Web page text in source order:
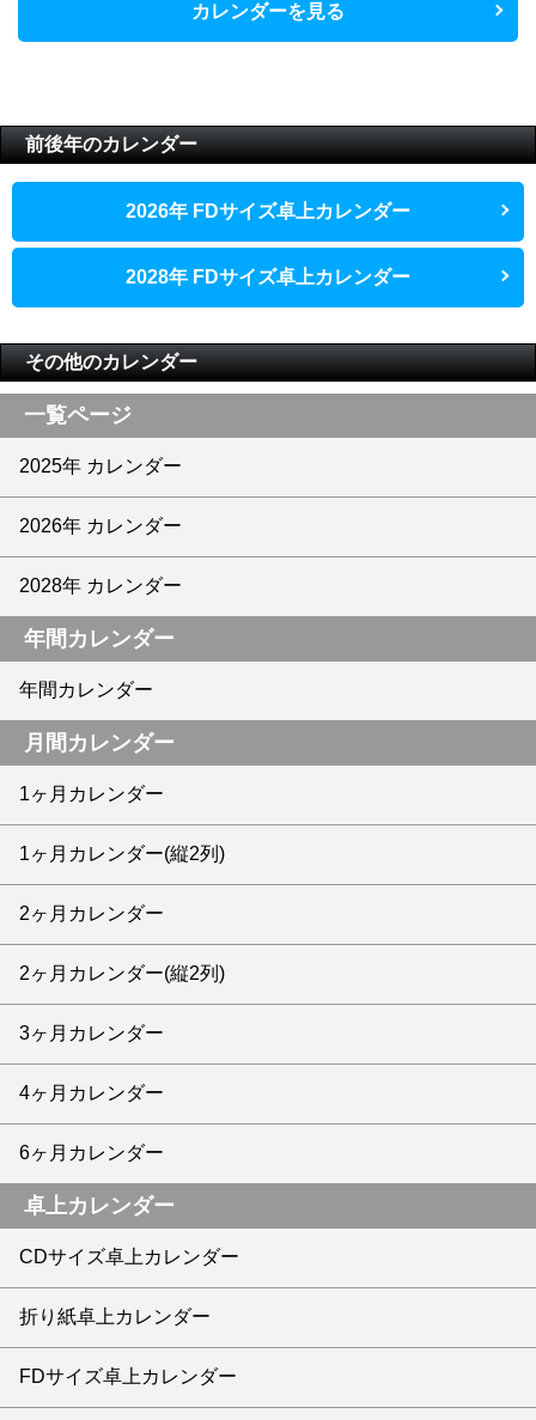
カレンダーを見る
前後年のカレンダー
2026年 FDサイズ卓上カレンダー
2028年 FDサイズ卓上カレンダー
その他のカレンダー
一覧ページ
2025年 カレンダー
2026年 カレンダー
2028年 カレンダー
年間カレンダー
年間カレンダー
月間カレンダー
1ヶ月カレンダー
1ヶ月カレンダー(縦2列)
2ヶ月カレンダー
2ヶ月カレンダー(縦2列)
3ヶ月カレンダー
4ヶ月カレンダー
6ヶ月カレンダー
卓上カレンダー
CDサイズ卓上カレンダー
折り紙卓上カレンダー
FDサイズ卓上カレンダー